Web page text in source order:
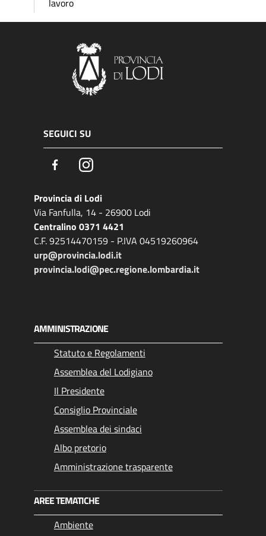
lavoro
SEGUICI SU
FacebookInstagram
Provincia di Lodi
Via Fanfulla, 14 - 26900 Lodi
Centralino 0371 4421
C.F. 92514470159 - P.IVA 04519260964
urp@provincia.lodi.it
provincia.lodi@pec.regione.lombardia.it
AMMINISTRAZIONE
Statuto e Regolamenti
Assemblea del Lodigiano
Il Presidente
Consiglio Provinciale
Assemblea dei sindaci
Albo pretorio
Amministrazione trasparente
AREE TEMATICHE
Ambiente